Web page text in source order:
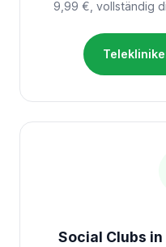
9,99 €, vollständig
Social Clubs